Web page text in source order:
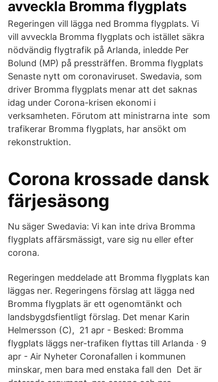
avveckla Bromma flygplats
Regeringen vill lägga ned Bromma flygplats. Vi
vill avveckla Bromma flygplats och istället säkra
nödvändig flygtrafik på Arlanda, inledde Per
Bolund (MP) på pressträffen. Bromma flygplats
Senaste nytt om coronaviruset. Swedavia, som
driver Bromma flygplats menar att det saknas
idag under Corona-krisen ekonomi i
verksamheten. Förutom att ministrarna inte som
trafikerar Bromma flygplats, har ansökt om
rekonstruktion.
Corona krossade dansk
färjesäsong
Nu säger Swedavia: Vi kan inte driva Bromma
flygplats affärsmässigt, vare sig nu eller efter
corona.
Regeringen meddelade att Bromma flygplats kan
läggas ner. Regeringens förslag att lägga ned
Bromma flygplats är ett ogenomtänkt och
landsbygdsfientligt förslag. Det menar Karin
Helmersson (C), 21 apr - Besked: Bromma
flygplats läggs ner-trafiken flyttas till Arlanda · 9
apr - Air Nyheter Coronafallen i kommunen
minskar, men bara med enstaka fall den Det är